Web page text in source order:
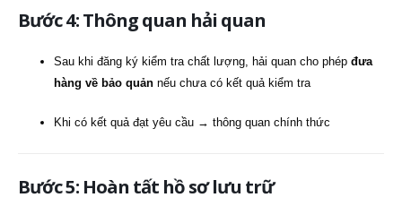
Bước 4: Thông quan hải quan
Sau khi đăng ký kiểm tra chất lượng, hải quan cho phép đưa
hàng về bảo quản nếu chưa có kết quả kiểm tra
Khi có kết quả đạt yêu cầu → thông quan chính thức
Bước 5: Hoàn tất hồ sơ lưu trữ